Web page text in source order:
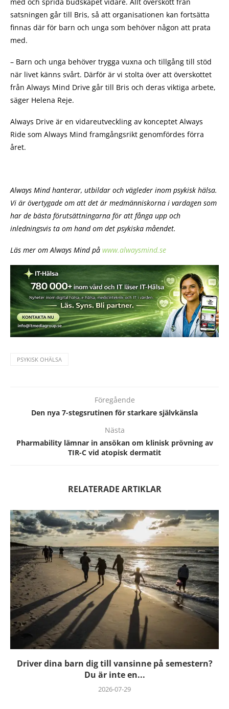
satsningen går till Bris, så att organisationen kan fortsätta
finnas där för barn och unga som behöver någon att prata
med.
– Barn och unga behöver trygga vuxna och tillgång till stöd
när livet känns svårt. Därför är vi stolta över att överskottet
från Always Mind Drive går till Bris och deras viktiga arbete,
säger Helena Reje.
Always Drive är en vidareutveckling av konceptet Always
Ride som Always Mind framgångsrikt genomfördes förra
året.
Always Mind hanterar, utbildar och vägleder inom psykisk hälsa.
Vi är övertygade om att det är medmänniskorna i vardagen som
har de bästa förutsättningarna för att fånga upp och
inledningsvis ta om hand om det psykiska måendet.
Läs mer om Always Mind på www.alwaysmind.se
PSYKISK OHÄLSA
Föregående
Den nya 7-stegsrutinen för starkare självkänsla
Nästa
Pharmability lämnar in ansökan om klinisk prövning av
TIR-C vid atopisk dermatit
RELATERADE ARTIKLAR
Driver dina barn dig till vansinne på semestern?
Du är inte en...
2026-07-29